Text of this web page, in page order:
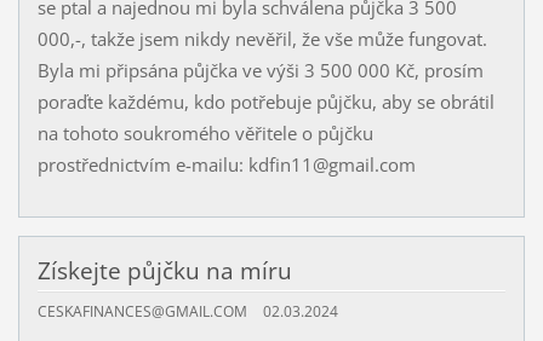
se ptal a najednou mi byla schválena půjčka 3 500
000,-, takže jsem nikdy nevěřil, že vše může fungovat.
Byla mi připsána půjčka ve výši 3 500 000 Kč, prosím
poraďte každému, kdo potřebuje půjčku, aby se obrátil
na tohoto soukromého věřitele o půjčku
prostřednictvím e-mailu: kdfin11@gmail.com
Získejte půjčku na míru
CESKAFINANCES@GMAIL.COM 02.03.2024